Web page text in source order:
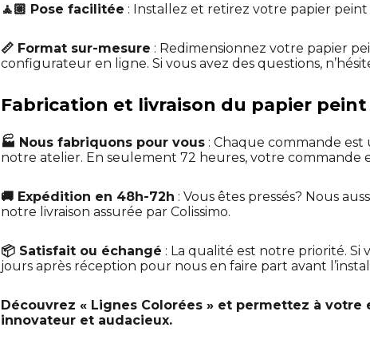
🧘🏼 Pose facilitée : Installez et retirez votre papier peint
📏 Format sur-mesure : Redimensionnez votre papier
configurateur en ligne. Si vous avez des questions,
Fabrication et livraison du papier peint
🏭 Nous fabriquons pour vous : Chaque commande
notre atelier. En seulement 72 heures, votre commande
🚚 Expédition en 48h-72h : Vous êtes pressés? Nous
notre livraison assurée par Colissimo.
📦 Satisfait ou échangé : La qualité est notre priorité.
jours après réception pour nous en faire part avant
Découvrez « Lignes Colorées » et permettez à
innovateur et audacieux.